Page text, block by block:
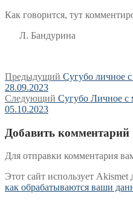
Как говорится, тут
Л. Бандурина
Навигация
по
записям
Предыдущий Предыдущая
Сугубо личное
28.09.2023
Следующий Следующая
Сугубо Личное c
05.10.2023
Добавить комментарий
Для отправки комментария
Этот сайт использует
как обрабатываются ваши